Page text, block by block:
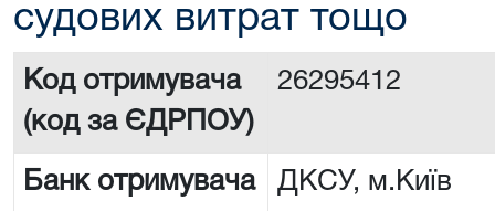
судових витрат тощо
Код отримувача
(код за ЄДРПОУ)
26295412
Банк отримувача ДКСУ, м.Київ